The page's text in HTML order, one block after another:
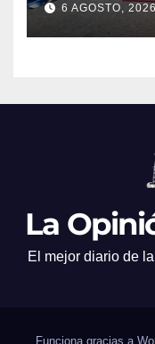
6 AGOSTO, 2026
La
El mejor diario de
Funciona gracias a